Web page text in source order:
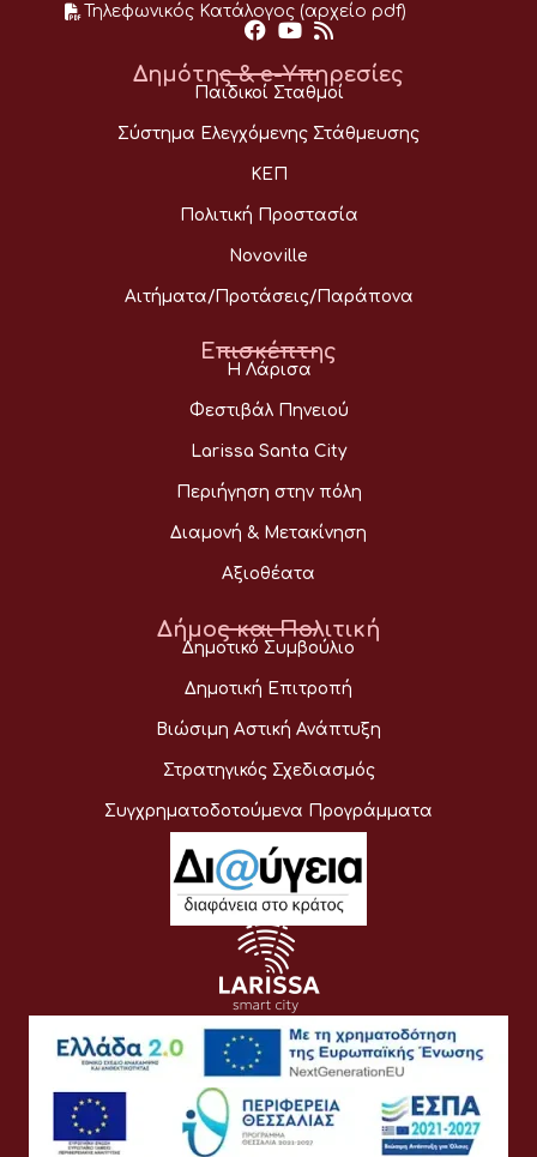
Τηλεφωνικός Κατάλογος (αρχείο pdf)
Δημότης & e-Υπηρεσίες
Παιδικοί Σταθμοί
Σύστημα Ελεγχόμενης Στάθμευσης
ΚΕΠ
Πολιτική Προστασία
Novoville
Αιτήματα/Προτάσεις/Παράπονα
Επισκέπτης
Η Λάρισα
Φεστιβάλ Πηνειού
Larissa Santa City
Περιήγηση στην πόλη
Διαμονή & Μετακίνηση
Αξιοθέατα
Δήμος και Πολιτική
Δημοτικό Συμβούλιο
Δημοτική Επιτροπή
Βιώσιμη Αστική Ανάπτυξη
Στρατηγικός Σχεδιασμός
Συγχρηματοδοτούμενα Προγράμματα